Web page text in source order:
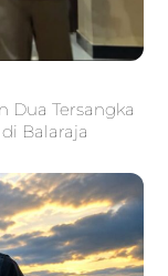
Dua Tersangka
Balaraja